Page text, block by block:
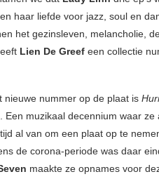
haar liefde voor jazz, soul en
het gezinsleven, melancholie,
Lien De Greef een collectie
nieuwe nummer op de plaat is
Een muzikaal decennium waar
al van om een plaat op te
de corona-periode was daar
maakte ze opnames voor